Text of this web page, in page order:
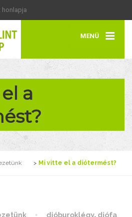
honlapja
MENÜ
a
> Mi vitte el a diótermést?
dióburoklégy, diófa